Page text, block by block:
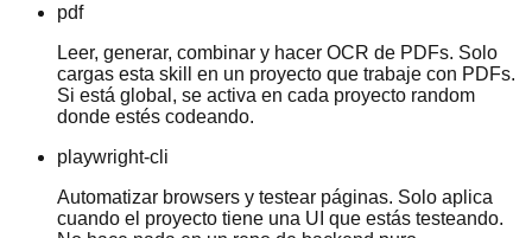
pdf
Leer, generar, combinar y hacer OCR de PDFs. Solo
cargas esta skill en un proyecto que trabaje con PDFs.
Si está global, se activa en cada proyecto random
donde estés codeando.
playwright-cli
Automatizar browsers y testear páginas. Solo aplica
cuando el proyecto tiene una UI que estás testeando.